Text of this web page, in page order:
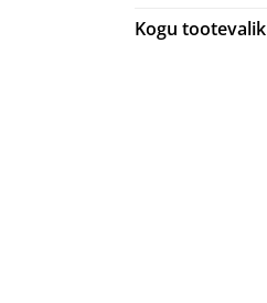
Kogu tootevalik